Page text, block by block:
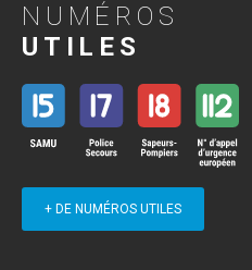
NUMÉROS
UTILES
+ DE NUMÉROS UTILES